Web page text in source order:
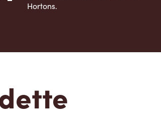
Hortons.